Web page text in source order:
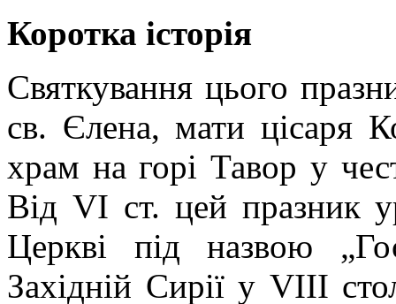
Коротка історія
Святкування цього
св. Єлена, мати цісаря
храм на горі Тавор у
Від VI ст. цей празник
Церкві під назвою
Західній Сирії у VIII